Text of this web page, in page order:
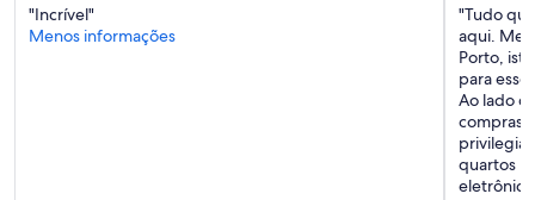
"Incrível"
Menos informações
"Tudo
aqui.
Porto,
para
Ao lado
compras
quartos